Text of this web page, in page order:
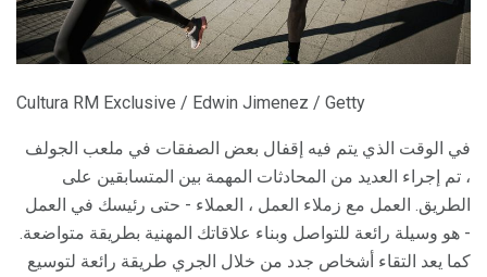
Cultura RM Exclusive / Edwin Jimenez / Getty
في الوقت الذي يتم فيه إقفال بعض الصفقات في ملعب الجولف
، تم إجراء العديد من المحادثات المهمة بين المتسابقين على
الطريق. العمل مع زملاء العمل ، العملاء - حتى رئيسك في العمل
- هو وسيلة رائعة للتواصل وبناء علاقاتك المهنية بطريقة متواضعة.
كما يعد التقاء أشخاص جدد من خلال الجري طريقة رائعة لتوسيع